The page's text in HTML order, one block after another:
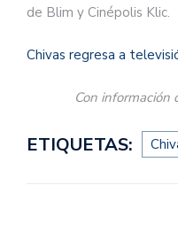
de Blim y Cinépolis Klic.
Chivas regresa a
Con información
ETIQUETAS: